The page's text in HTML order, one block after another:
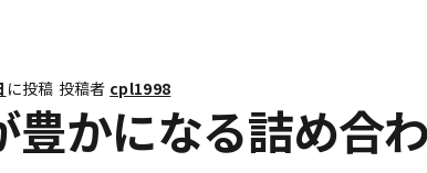
に投稿 投稿者 cpl1998
豊かになる詰め合